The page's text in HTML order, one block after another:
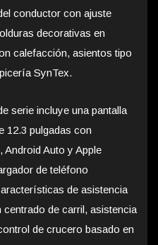
conductor con ajuste
decorativas en
calefacción, asientos tipo
SynTex.
serie incluye una pantalla
12.3 pulgadas con
Android Auto y Apple
de teléfono
de asistencia
de carril, asistencia
de crucero basado en